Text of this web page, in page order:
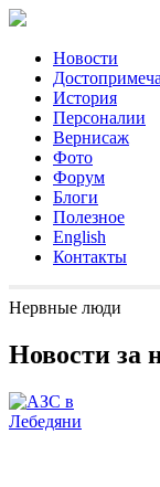
Новости
История
Персоналии
Вернисаж
Фото
Форум
Блоги
Полезное
English
Контакты
Нервные люди
Новости за